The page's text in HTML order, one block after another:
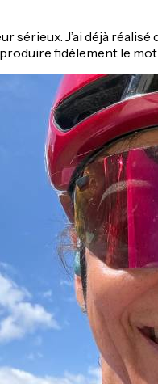
sérieux. J’ai déjà
fidèlement le